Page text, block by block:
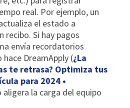
real. Por ejemplo, un
el estado a
recibo. Si hay pagos
envía recordatorios
DreamApply (¿La
te retrasa? Optimiza tus
para 2024 •
aligera la carga del equipo